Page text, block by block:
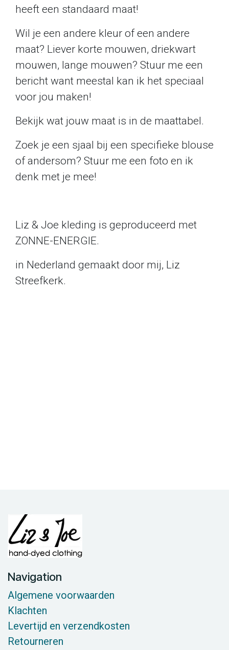
heeft een standaard maat!
Wil je een andere kleur of een andere
maat? Liever korte mouwen, driekwart
mouwen, lange mouwen? Stuur me een
bericht want meestal kan ik het speciaal
voor jou maken!
Bekijk wat jouw maat is in de maattabel.
Zoek je een sjaal bij een specifieke blouse
of andersom? Stuur me een foto en ik
denk met je mee!
Liz & Joe kleding is geproduceerd met
ZONNE-ENERGIE.
in Nederland gemaakt door mij, Liz
Streefkerk.
Navigation
Algemene voorwaarden
Klachten
Levertijd en verzendkosten
Retourneren